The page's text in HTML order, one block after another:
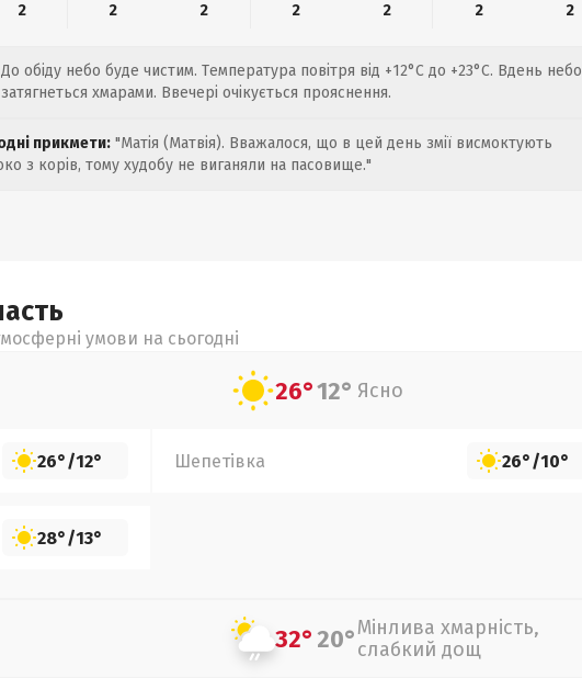
2 2 2 2 2 2 2
До обіду небо буде чистим. Температура повітря від +12°C до +23°C. Вдень небо
затягнеться хмарами. Ввечері очікується прояснення.
прикмети: "Матія (Матвія). Вважалося, що в цей день змії висмоктують
з корів, тому худобу не виганяли на пасовище."
умови на сьогодні
26°12° Ясно
26°/12° Шепетівка 26°/10°
28°/13°
32°20°Мінлива хмарність,
слабкий дощ